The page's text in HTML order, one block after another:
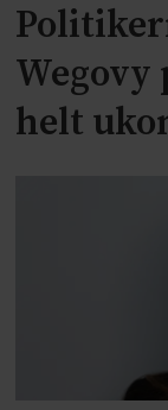
Wegovy
helt